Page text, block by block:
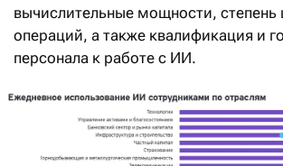
вычислительные мощности,
операций, а также квалификация и
персонала к работе с ИИ.